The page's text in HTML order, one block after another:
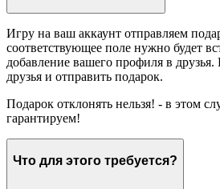
Игру на ваш аккаунт отправляем
соответствующее поле нужно будет
добавление вашего профиля в
друзья и отправить подарок.
Подарок отклонять нельзя! - в этом
гарантируем!
Что для этого требуется?